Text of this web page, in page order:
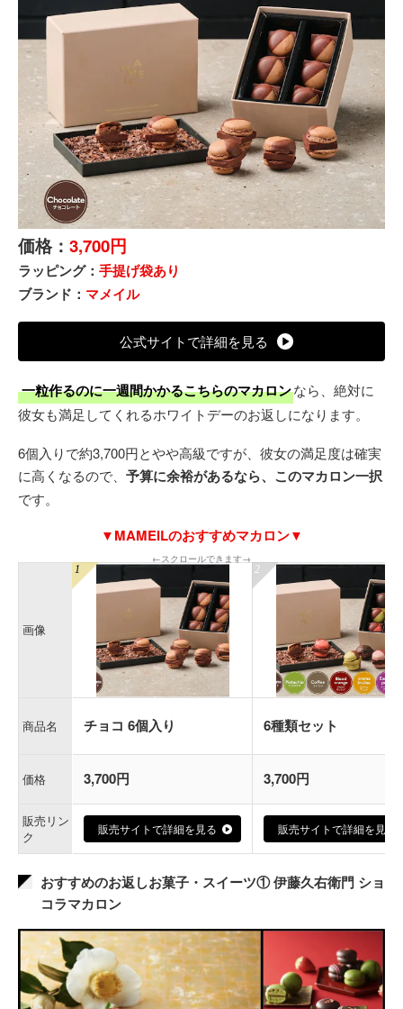
価格： 3,700円
ラッピング： 手提げ袋あり
ブランド： マメイル
公式サイトで詳細を見る
一粒作るのに一週間かかるこちらのマカロンなら、絶対に
彼女も満足してくれるホワイトデーのお返しになります。
6個入りで約3,700円とやや高級ですが、彼女の満足度は確実
に高くなるので、 予算に余裕があるなら、このマカロン一択
です。
▼MAMEILのおすすめマカロン▼
←スクロールできます→
画像
商品名 チョコ 6個入り 6種類セット
価格 3,700円 3,700円
販売リン
ク
販売サイトで詳細を見る 販売サイトで詳細を見る
おすすめのお返しお菓子・スイーツ① 伊藤久右衛門 ショ
コラマカロン